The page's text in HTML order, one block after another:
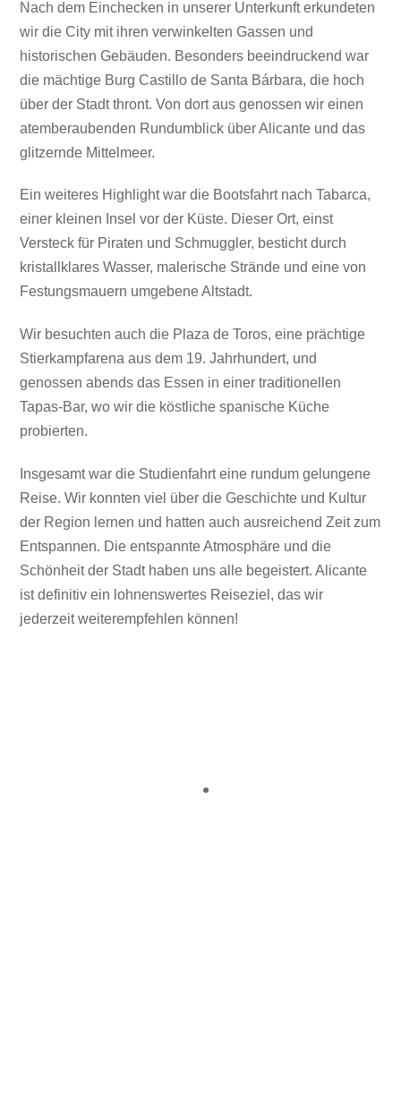
Nach dem Einchecken in unserer Unterkunft erkundeten
wir die City mit ihren verwinkelten Gassen und
historischen Gebäuden. Besonders beeindruckend war
die mächtige Burg Castillo de Santa Bárbara, die hoch
über der Stadt thront. Von dort aus genossen wir einen
atemberaubenden Rundumblick über Alicante und das
glitzernde Mittelmeer.
Ein weiteres Highlight war die Bootsfahrt nach Tabarca,
einer kleinen Insel vor der Küste. Dieser Ort, einst
Versteck für Piraten und Schmuggler, besticht durch
kristallklares Wasser, malerische Strände und eine von
Festungsmauern umgebene Altstadt.
Wir besuchten auch die Plaza de Toros, eine prächtige
Stierkampfarena aus dem 19. Jahrhundert, und
genossen abends das Essen in einer traditionellen
Tapas-Bar, wo wir die köstliche spanische Küche
probierten.
Insgesamt war die Studienfahrt eine rundum gelungene
Reise. Wir konnten viel über die Geschichte und Kultur
der Region lernen und hatten auch ausreichend Zeit zum
Entspannen. Die entspannte Atmosphäre und die
Schönheit der Stadt haben uns alle begeistert. Alicante
ist definitiv ein lohnenswertes Reiseziel, das wir
jederzeit weiterempfehlen können!